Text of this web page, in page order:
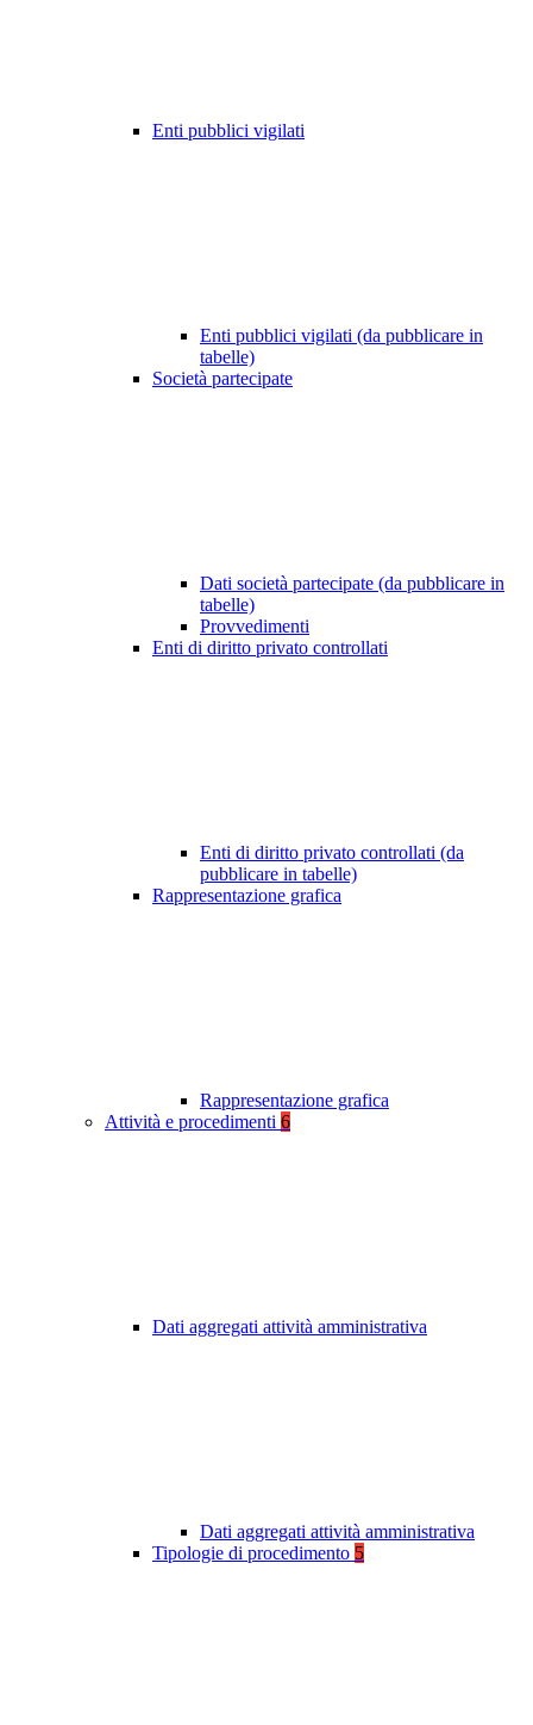
Enti pubblici vigilati
Enti pubblici vigilati (da pubblicare in
tabelle)
Società partecipate
Dati società partecipate (da pubblicare in
tabelle)
Provvedimenti
Enti di diritto privato controllati
Enti di diritto privato controllati (da
pubblicare in tabelle)
Rappresentazione grafica
Rappresentazione grafica
Attività e procedimenti 6
Dati aggregati attività amministrativa
Dati aggregati attività amministrativa
Tipologie di procedimento 5